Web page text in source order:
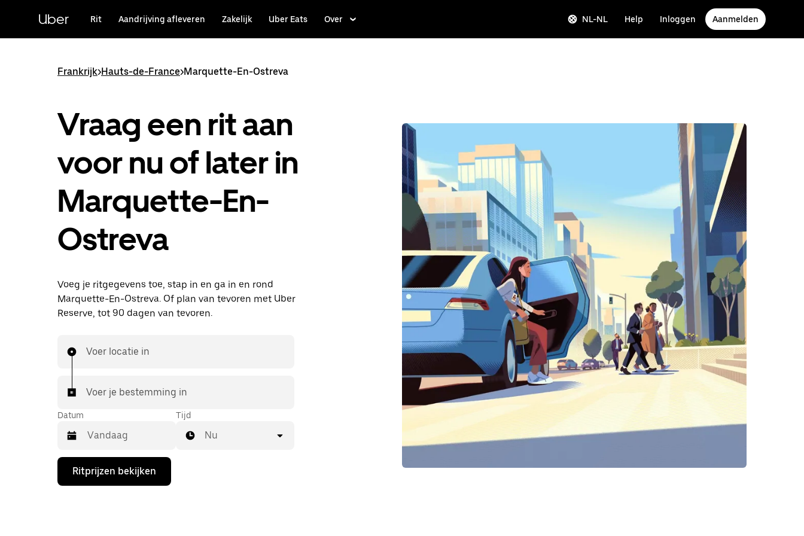
hoofdinhoudUber Rit Aandrijving afleveren Zakelijk Uber Eats Over NL-NL Help Inloggen Aanmelden
Frankrijk>Hauts-de-France>Marquette-En-Ostreva
Vraag een rit aan
voor nu of later in
Marquette-En-
Ostreva
Voeg je ritgegevens toe, stap in en ga in en rond
Marquette-En-Ostreva. Of plan van tevoren met Uber
Reserve, tot 90 dagen van tevoren.
Voer locatie in
Voer je bestemming in
Datum
Druk
de
Tijd
Nu
Ritprijzen bekijken